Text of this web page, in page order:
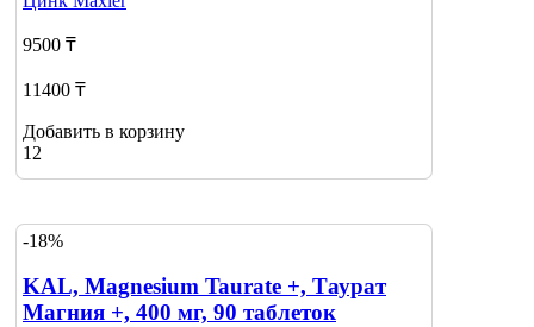
9500 ₸
11400 ₸
Добавить в корзину
12
-18%
KAL, Magnesium Taurate +, Таурат
Магния +, 400 мг, 90 таблеток